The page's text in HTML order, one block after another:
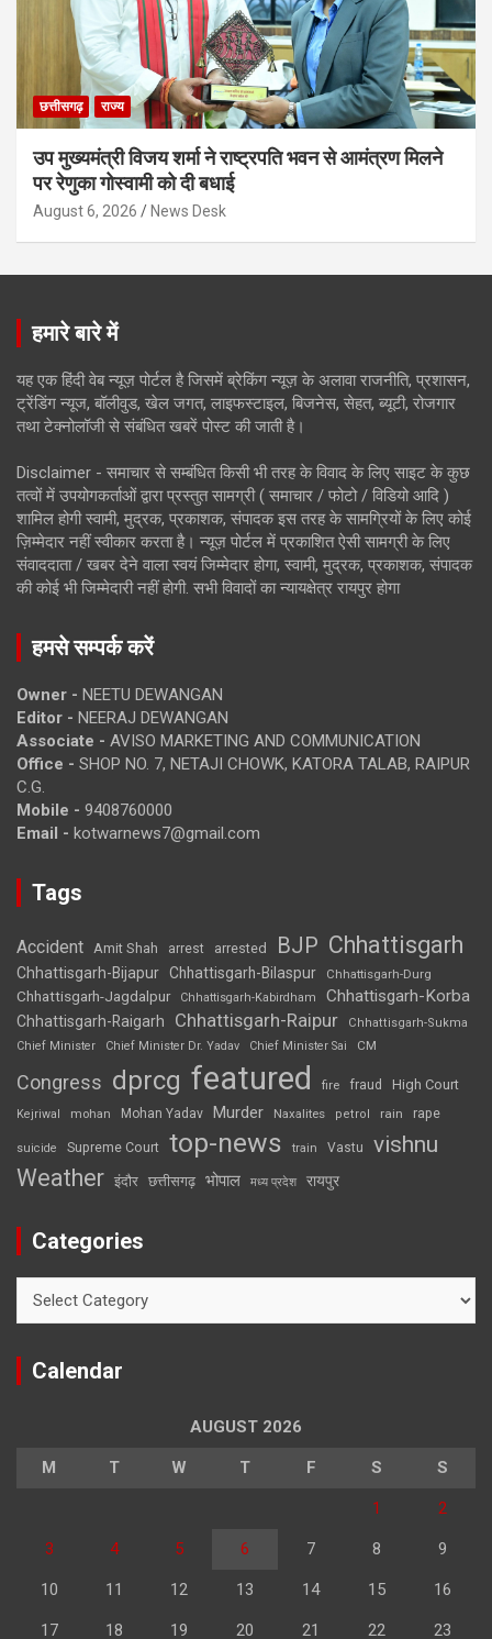
छत्तीसगढ़ राज्य
उप मुख्यमंत्री विजय शर्मा ने राष्ट्रपति भवन से आमंत्रण मिलने
पर रेणुका गोस्वामी को दी बधाई
August 6, 2026 News Desk
हमारे बारे में
यह एक हिंदी वेब न्यूज़ पोर्टल है जिसमें ब्रेकिंग न्यूज़ के अलावा राजनीति, प्रशासन,
ट्रेंडिंग न्यूज, बॉलीवुड, खेल जगत, लाइफस्टाइल, बिजनेस, सेहत, ब्यूटी, रोजगार
तथा टेक्नोलॉजी से संबंधित खबरें पोस्ट की जाती है।
Disclaimer - समाचार से सम्बंधित किसी भी तरह के विवाद के लिए साइट के कुछ
तत्वों में उपयोगकर्ताओं द्वारा प्रस्तुत सामग्री ( समाचार / फोटो / विडियो आदि )
शामिल होगी स्वामी, मुद्रक, प्रकाशक, संपादक इस तरह के सामग्रियों के लिए कोई
ज़िम्मेदार नहीं स्वीकार करता है। न्यूज़ पोर्टल में प्रकाशित ऐसी सामग्री के लिए
संवाददाता / खबर देने वाला स्वयं जिम्मेदार होगा, स्वामी, मुद्रक, प्रकाशक, संपादक
की कोई भी जिम्मेदारी नहीं होगी. सभी विवादों का न्यायक्षेत्र रायपुर होगा
हमसे सम्पर्क करें
Owner - NEETU DEWANGAN
Editor - NEERAJ DEWANGAN
Associate - AVISO MARKETING AND COMMUNICATION
Office - SHOP NO. 7, NETAJI CHOWK, KATORA TALAB, RAIPUR
C.G.
Mobile - 9408760000
Email - kotwarnews7@gmail.com
Tags
Accident Amit Shah arrest arrested BJP Chhattisgarh
Chhattisgarh-Bijapur Chhattisgarh-Bilaspur Chhattisgarh-Durg
Chhattisgarh-Jagdalpur Chhattisgarh-Kabirdham Chhattisgarh-Korba
Chhattisgarh-Raigarh Chhattisgarh-Raipur
Chhattisgarh-Sukma
Chief Minister
Chief Minister Dr. Yadav Chief Minister Sai CM
Congress dprcg featured fire fraud High Court
Kejriwal mohan Mohan Yadav Murder Naxalites petrol rain rape
suicide Supreme Court top-news train Vastu vishnu
Weather इंदौर छत्तीसगढ़ भोपाल मध्य प्रदेश रायपुर
Categories
Calendar
AUGUST 2026
M T W T F S S
1 2
3 4 5 6 7 8 9
10 11 12 13 14 15 16
17 18 19 20 21 22 23